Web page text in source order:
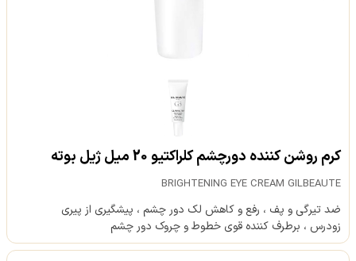
کرم روشن کننده دورچشم کلراکتیو 20 میل ژیل بوته
BRIGHTENING EYE CREAM GILBEAUTE
ضد تیرگی و پف ، رفع و کاهش لک دور چشم ، پیشگیری از پیری
زودرس ، برطرف کننده قوی خطوط و چروک دور چشم